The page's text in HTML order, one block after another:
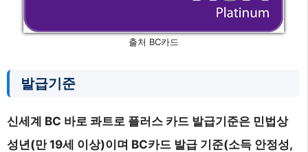
출처 BC카드
발급기준
신세계 BC 바로 콰트로 플러스 카드 발급기준은 민법상
성년(만 19세 이상)이며 BC카드 발급 기준(소득 안정성,